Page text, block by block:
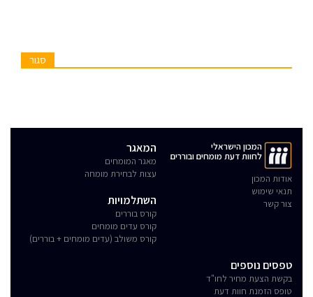
סגור
המכון הישראלי
לחוות דעת מומחים ובוררים
אודות המכון
תנאי שימוש
צור קשר
המאגר
מאגר המומחים
עצות לבחירת מומחה
השתלמויות
קורס בוררים
קורס עדים מומחים
קורס משולב (עדים מומחים + בוררים)
טפסים נוספים
בקשת הצעת מחיר לחו"ד
טופס הזמנת חוות דעת